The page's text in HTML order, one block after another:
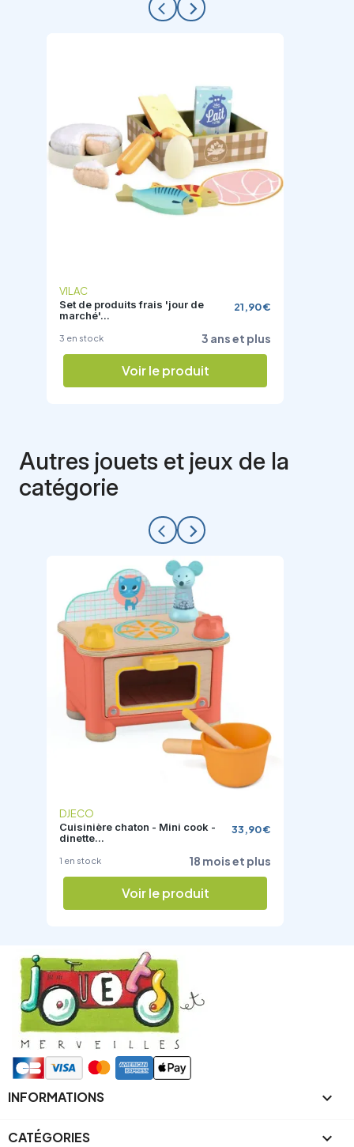
arrow_back_ios arrow_forward_ios
VILAC
Set de produits frais 'jour de
marché'...
3 en stock
21,90 €
3 ans et plus
Voir le produit
Autres jouets et jeux de la
catégorie
arrow_back_ios arrow_forward_ios
DJECO
Cuisinière chaton - Mini cook -
dinette...
1 en stock
33,90 €
18 mois et plus
Voir le produit
INFORMATIONS 
CATÉGORIES 